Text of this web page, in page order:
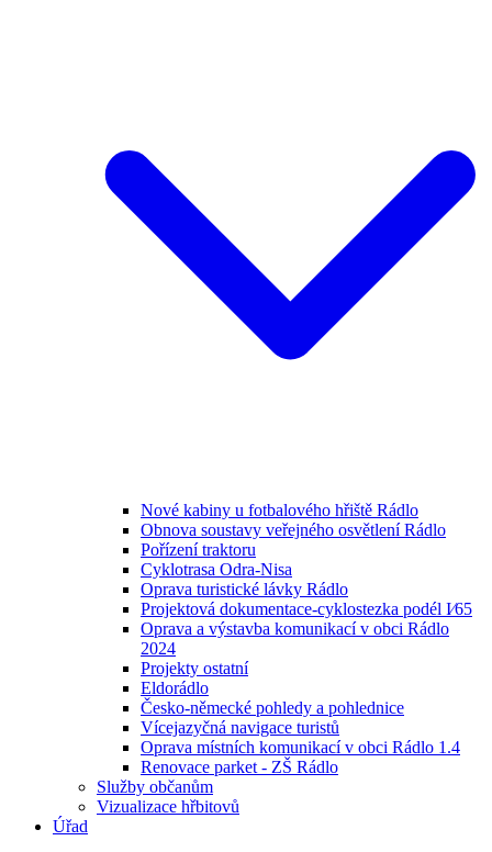
Nové kabiny u fotbalového hřiště Rádlo
Obnova soustavy veřejného osvětlení Rádlo
Pořízení traktoru
Cyklotrasa Odra-Nisa
Oprava turistické lávky Rádlo
Projektová dokumentace-cyklostezka podél I⁄65
Oprava a výstavba komunikací v obci Rádlo
2024
Projekty ostatní
Eldorádlo
Česko-německé pohledy a pohlednice
Vícejazyčná navigace turistů
Oprava místních komunikací v obci Rádlo 1.4
Renovace parket - ZŠ Rádlo
Služby občanům
Vizualizace hřbitovů
Úřad